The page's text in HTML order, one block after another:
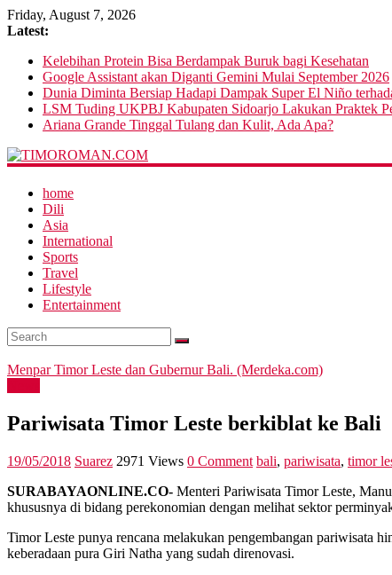
Friday, August 7, 2026
Latest:
Kelebihan Protein Bisa Berdampak Buruk bagi Kesehatan
Google Assistant akan Diganti Gemini Mulai September 2026
Dunia Diminta Bersiap Hadapi Dampak Super El Niño
LSM Tuding UKPBJ Kabupaten Sidoarjo Lakukan Praktek
Ariana Grande Tinggal Tulang dan Kulit, Ada Apa?
home
Dili
Asia
International
Sports
Travel
Lifestyle
Entertainment
Menpar Timor Leste dan Gubernur Bali. (Merdeka.com)
Pariwisata Timor Leste berkiblat ke Bali
19/05/2018 Suarez 2971 Views 0 Comment bali, pariwisata, timor
SURABAYAONLINE.CO- Menteri Pariwisata Timor Leste,
khususnya di bidang perekonomian dengan melihat sektor
Timor Leste punya rencana melakukan pengembangan pariwisata
keberadaan pura Giri Natha yang sudah direnovasi.